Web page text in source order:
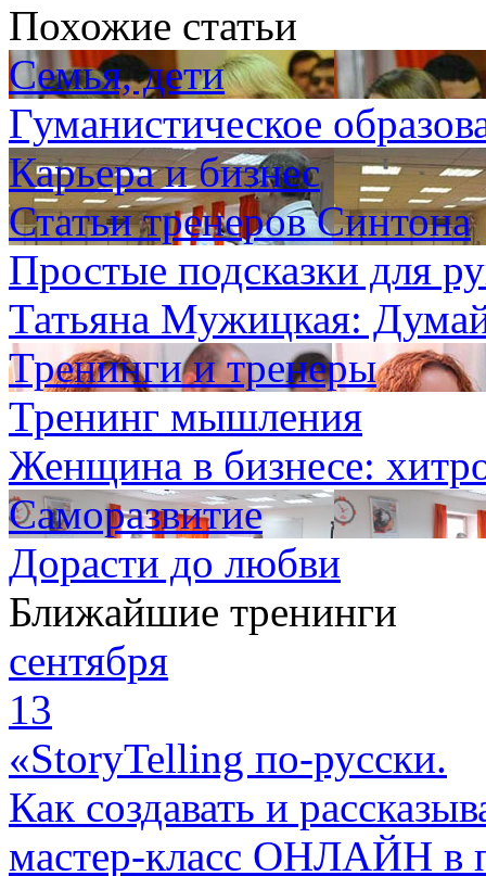
Похожие статьи
Семья, дети
Гуманистическое
Карьера и бизнес
Статьи тренеров Синтона
Простые подсказки для
Татьяна Мужицкая:
Тренинги и тренеры
Тренинг мышления
Женщина в бизнесе:
Саморазвитие
Дорасти до любви
Ближайшие тренинги
сентября
13
«StoryTelling по-русски.
Как создавать и
мастер-класс ОНЛАЙН в